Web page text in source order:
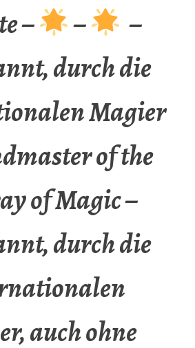
–
–
–
durch die
Magier
of the
of Magic –
durch die
auch ohne